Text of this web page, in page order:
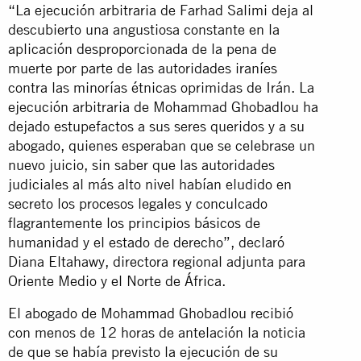
“La ejecución arbitraria de Farhad Salimi deja al
descubierto una angustiosa constante en la
aplicación desproporcionada de la pena de
muerte por parte de las autoridades iraníes
contra las minorías étnicas oprimidas de Irán. La
ejecución arbitraria de Mohammad Ghobadlou ha
dejado estupefactos a sus seres queridos y a su
abogado, quienes esperaban que se celebrase un
nuevo juicio, sin saber que las autoridades
judiciales al más alto nivel habían eludido en
secreto los procesos legales y conculcado
flagrantemente los principios básicos de
humanidad y el estado de derecho”, declaró
Diana Eltahawy, directora regional adjunta para
Oriente Medio y el Norte de África.
El abogado de Mohammad Ghobadlou recibió
con menos de 12 horas de antelación la noticia
de que se había previsto la ejecución de su